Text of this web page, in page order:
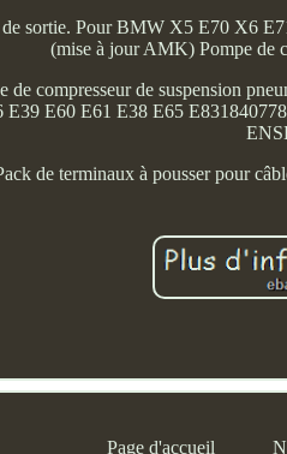
de sortie. Pour BMW X5 E70 X6
(mise à jour AMK) Pompe de
de compresseur de suspension
E39 E60 E61 E38 E65
de terminaux à pousser pour
Page d'accueil